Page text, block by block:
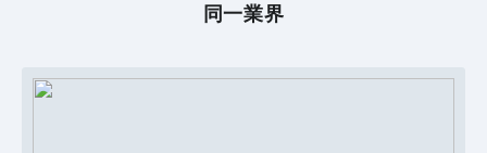
同一業界